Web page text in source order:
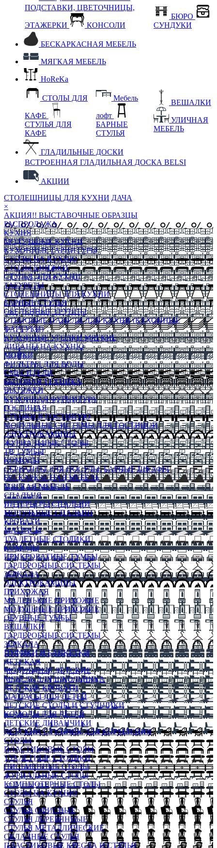
ПОДСТАВКИ, ЦВЕТОЧНИЦЫ,
ЭТАЖЕРКИ КОНСОЛИ
БЮРО
СУНДУКИ
БЕСКАРКАСНАЯ МЕБЕЛЬ
МЯГКАЯ МЕБЕЛЬ
HoReKa
СТОЛЫ ДЛЯ
КАФЕ
СТУЛЬЯ ДЛЯ
КАФЕ
Мебель
лофт
БАРНЫЕ
СТУЛЬЯ
ВЕШАЛКИ
УЛИЧНАЯ
МЕБЕЛЬ
ГЛАДИЛЬНЫЕ ДОСКИ
ВСТРОЕННАЯ ГЛАДИЛЬНАЯ ДОСКА BELSI
АКЦИИ
СТОЛЕШНИЦЫ ДЛЯ КУХНИ ДАЧА
×
АКЦИЯ!! ВЫСТАВОЧНЫЕ ОБРАЗЦЫ
РАСПРОДАЖА
КУХНЯ
МОДУЛЬНЫЕ КУХНИ
КУХОННЫЕ ГАРНИТУРЫ
СТОЛЫ НА КУХНЮ
СТОЛЫ КНИЖКИ
СТУЛЬЯ ДЛЯ КУХНИ
ТАБУРЕТЫ
СТОЛЕШНИЦЫ ДЛЯ КУХНИ
БАРНЫЕ СТУЛЬЯ
ОБЕДЕННЫЕ ГРУППЫ
СТЕНОВЫЕ ПАНЕЛИ ДЛЯ КУХНИ (КУХОННЫЕ
ФАРТУКИ)
КУХОННЫЕ УГОЛКИ МЯГКИЕ
ДИВАНЫ НА КУХНЮ
МОЙКИ
ФИЛЬТРЫ ДЛЯ ВОДЫ
СМЕСИТЕЛИ
БЫТОВАЯ ТЕХНИКА
ВЫТЯЖКИ
КУХОННАЯ ФУРНИТУРА
ГОСТИНАЯ
СТЕНКИ В ГОСТИНУЮ
МОДУЛЬНЫЕ СИСТЕМЫ ДЛЯ ГОСТИНОЙ
ЭЛЕКТРОКАМИНЫ
ЖУРНАЛЬНЫЕ СТОЛЫ
ТВ ТУМБЫ
КОМОДЫ
СЕРВАНТЫ ДЛЯ ПОСУДЫ, БАРНЫЕ ШКАФЫ
БЕСКАРКАСНАЯ МЕБЕЛЬ
МЯГКАЯ МЕБЕЛЬ
СПАЛЬНЯ
ИНТЕРЬЕРЫ СПАЛЬНИ
МОДУЛЬНЫЕ СПАЛЬНИ
КРОВАТИ
МАТРАСЫ
ТУАЛЕТНЫЕ СТОЛИКИ
КОМОДЫ
ПРИКРОВАТНЫЕ ТУМБЫ
ГАРДЕРОБНЫЕ СИСТЕМЫ
ЗЕРКАЛА
ЭЛЕКТРОКАМИНЫ
ПРИХОЖАЯ
МАЛЕНЬКИЕ ПРИХОЖИЕ
МОДУЛЬНЫЕ ПРИХОЖИЕ
ОБУВНЫЕ ТУМБЫ
ВЕШАЛКИ
ГАРДЕРОБНЫЕ СИСТЕМЫ
ЗЕРКАЛА
ПУФИКИ И БАНКЕТКИ
ДЕТСКАЯ
МОДУЛЬНЫЕ ДЕТСКИЕ
МЕБЕЛЬ ДЛЯ ШКОЛЬНИКА
ДЕТСКИЕ КРОВАТИ
МАТРАСЫ ДЛЯ ДЕТЕЙ
ДЕТСКИЕ СТОЛЫ И СТУЛЬЧИКИ
КОМОДЫ ДЛЯ ДЕТЕЙ
ДЕТСКИЕ ДИВАНЧИКИ
ДЕТСКИЙ СТУЛЬЧИК ДЛЯ КОРМЛЕНИЯ
СТОЛЫ
ПЛАСТИКОВЫЕ СТОЛЫ
ТУАЛЕТНЫЕ СТОЛИКИ
ПИСЬМЕННЫЕ СТОЛЫ
ЖУРНАЛЬНЫЕ СТОЛЫ
КОМПЬЮТЕРНЫЕ СТОЛЫ
СТОЛЫ НА КУХНЮ
СТУЛЬЯ
СТУЛЬЯ ОФИСНЫЕ
СТУЛЬЯ ДЕРЕВЯННЫЕ
СТУЛЬЯ МЕТАЛЛИЧЕСКИЕ
СКЛАДНЫЕ СТУЛЬЯ
ПЛАСТИКОВЫЕ КРЕСЛА И СТУЛЬЯ